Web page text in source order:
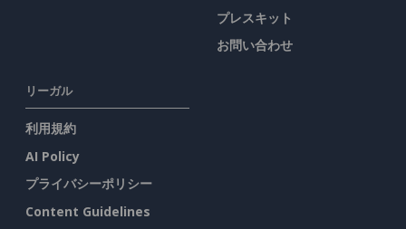
プレスキット
お問い合わせ
リーガル
利用規約
AI Policy
プライバシーポリシー
Content Guidelines